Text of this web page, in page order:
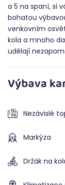
a 5 na spaní, si
bohatou
venkovním
kola a mnoho
udělají
Výbava
Nezávislé
Markýza
Držák na